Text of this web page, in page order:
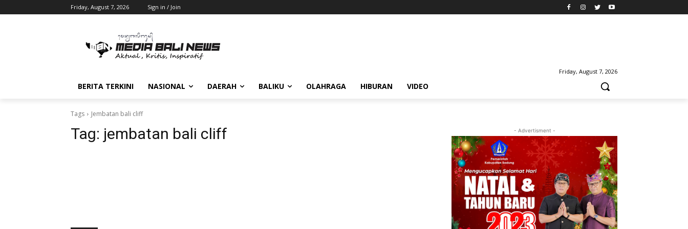
Friday, August 7, 2026 Sign in / Join
Friday, August 7, 2026
BERITA TERKINI NASIONAL DAERAH BALIKU OLAHRAGA HIBURAN VIDEO
Tags Jembatan bali cliff
Tag: jembatan bali cliff - Advertisment -